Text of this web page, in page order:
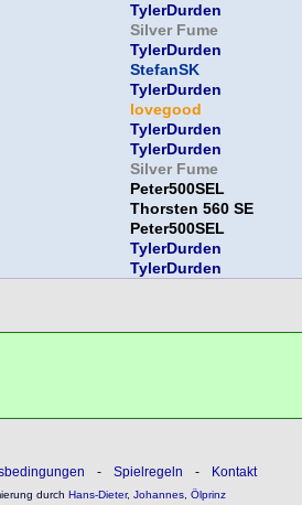
TylerDurden
Silver Fume
TylerDurden
StefanSK
TylerDurden
lovegood
TylerDurden
TylerDurden
Silver Fume
Peter500SEL
Thorsten 560 SE
Peter500SEL
TylerDurden
TylerDurden
- Spielregeln - Kontakt
durch Hans-Dieter, Johannes, Ölprinz